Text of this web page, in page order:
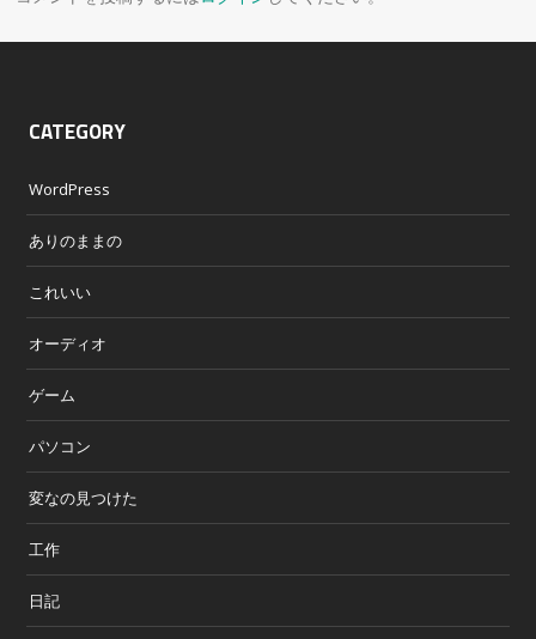
CATEGORY
WordPress
ありのままの
これいい
オーディオ
ゲーム
パソコン
変なの見つけた
工作
日記